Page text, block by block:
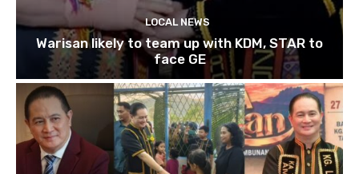
LOCAL NEWS
Warisan likely to team up with KDM, STAR to
face GE